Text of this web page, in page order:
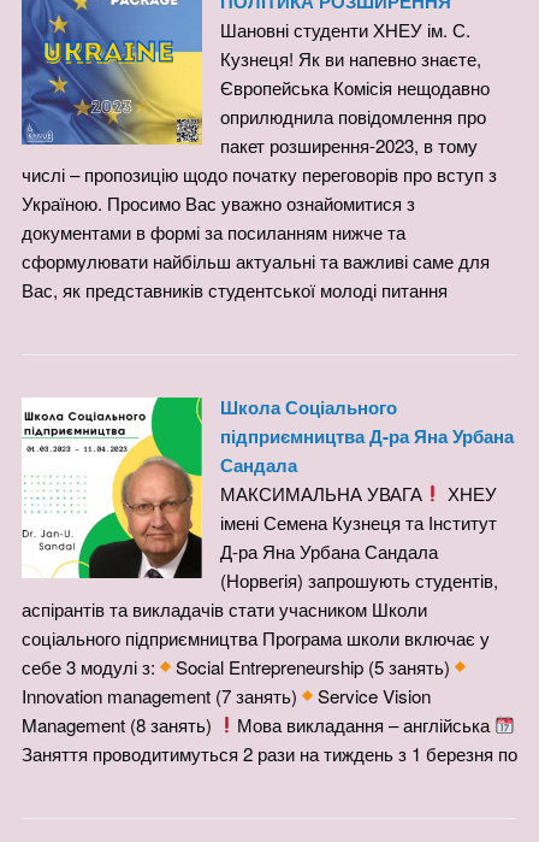
Шановні студенти ХНЕУ ім. С.
Кузнеця! Як ви напевно знаєте,
Європейська Комісія нещодавно
оприлюднила повідомлення про
пакет розширення-2023, в тому
числі – пропозицію щодо початку переговорів про вступ з
Україною. Просимо Вас уважно ознайомитися з
документами в формі за посиланням нижче та
сформулювати найбільш актуальні та важливі саме для
Вас, як представників студентської молоді питання
Школа Соціального
підприємництва Д-ра Яна Урбана
Сандала
МАКСИМАЛЬНА УВАГА
ХНЕУ
імені Семена Кузнеця та Інститут
Д-ра Яна Урбана Сандала
(Норвегія) запрошують студентів,
аспірантів та викладачів стати учасником Школи
соціального підприємництва Програма школи включає у
себе 3 модулі з:
Social Entrepreneurship (5 занять)
Innovation management (7 занять)
Service Vision
Management (8 занять)
Мова викладання – англійська
Заняття проводитимуться 2 рази на тиждень з 1 березня по